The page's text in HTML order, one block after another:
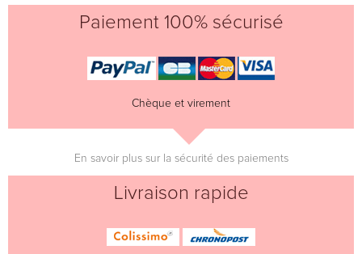
Paiement 100% sécurisé
Chèque et virement
En savoir plus sur la sécurité des paiements
Livraison rapide